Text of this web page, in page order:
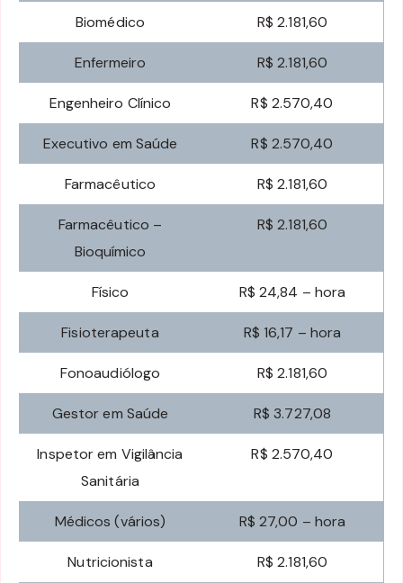
Biomédico R$ 2.181,60
Enfermeiro R$ 2.181,60
Engenheiro Clínico R$ 2.570,40
Executivo em Saúde R$ 2.570,40
Farmacêutico R$ 2.181,60
Farmacêutico –
Bioquímico
R$ 2.181,60
Físico R$ 24,84 – hora
Fisioterapeuta R$ 16,17 – hora
Fonoaudiólogo R$ 2.181,60
Gestor em Saúde R$ 3.727,08
Inspetor em Vigilância
Sanitária
R$ 2.570,40
Médicos (vários) R$ 27,00 – hora
Nutricionista R$ 2.181,60